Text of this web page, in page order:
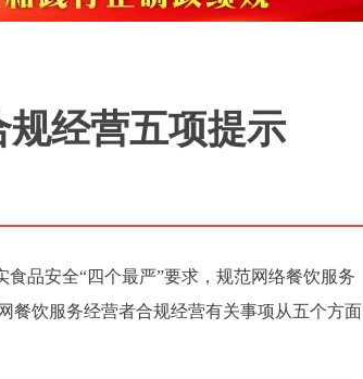
经营五项提示
品安全“四个最严”要求，规范网络餐饮服务
餐饮服务经营者合规经营有关事项从五个方面